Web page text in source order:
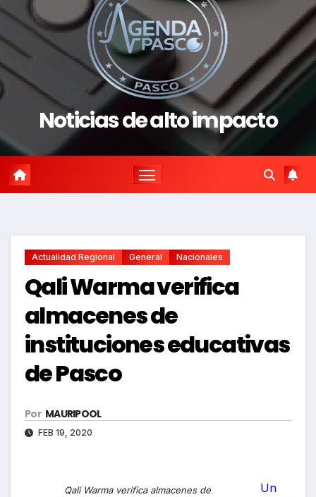
Noticias de alto impacto
Actualidad Regional General Nacionales
Qali Warma verifica
almacenes de
instituciones educativas
de Pasco
Por MAURIPOOL
FEB 19, 2020
Qali Warma verifica almacenes de
Un